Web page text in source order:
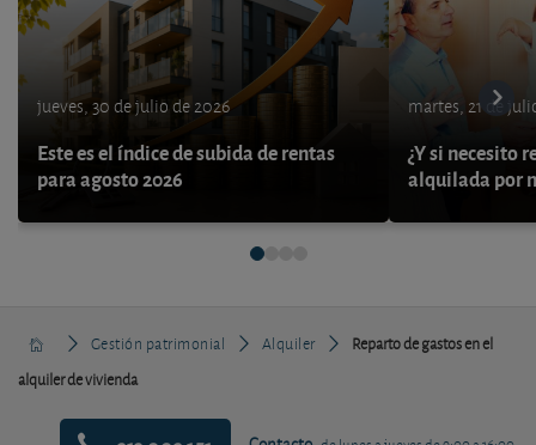
jueves, 30 de julio de 2026
Este es el índice de subida de rentas
para agosto 2026
martes, 21 de
¿Y si necesito
alquilada por
Gestión patrimonial Alquiler
Reparto de gastos en el
alquiler de vivienda